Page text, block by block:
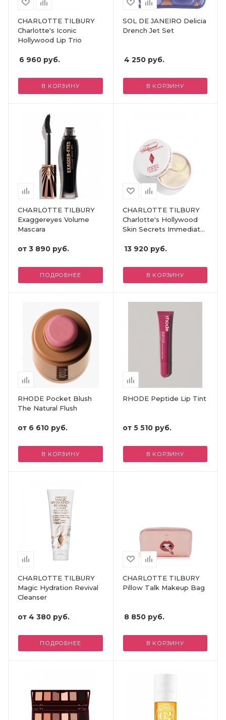
CHARLOTTE TILBURY
Charlotte's Iconic
Hollywood Lip Trio
6 960 руб.
В КОРЗИНУ
SOL DE JANEIRO Delicia
Drench Jet Set
4 250руб.
В КОРЗИНУ
CHARLOTTE TILBURY
Exaggereyes Volume
Mascara
от 3 890 руб.
ПОДРОБНЕЕ
CHARLOTTE TILBURY
Charlotte's Hollywood
Skin Secrets Immediate
13 920руб.
В КОРЗИНУ
RHODE Pocket Blush
The Natural Flush
от 6 610 руб.
В КОРЗИНУ
RHODE Peptide Lip Tint
от 5 510 руб.
В КОРЗИНУ
CHARLOTTE TILBURY
Magic Hydration Revival
Cleanser
от 4 380 руб.
ПОДРОБНЕЕ
CHARLOTTE TILBURY
Pillow Talk Makeup Bag
8 850руб.
В КОРЗИНУ